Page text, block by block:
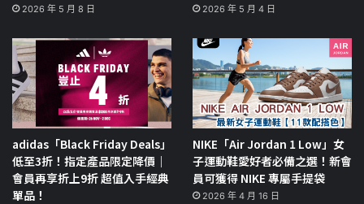
2026 年 5 月 8 日 2026 年 5 月 4 日
adidas「Black Friday Deals」
低至3折！指定產品限定降價｜
會員再享折上9折 超值入手經典
單品！
NIKE「Air Jordan 1 Low」女
子運動鞋愛好者必備之選！新會
員可獲得 NIKE 專屬手提袋
2026 年 4 月 16 日